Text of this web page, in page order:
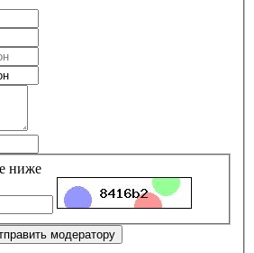
ниже
модератору